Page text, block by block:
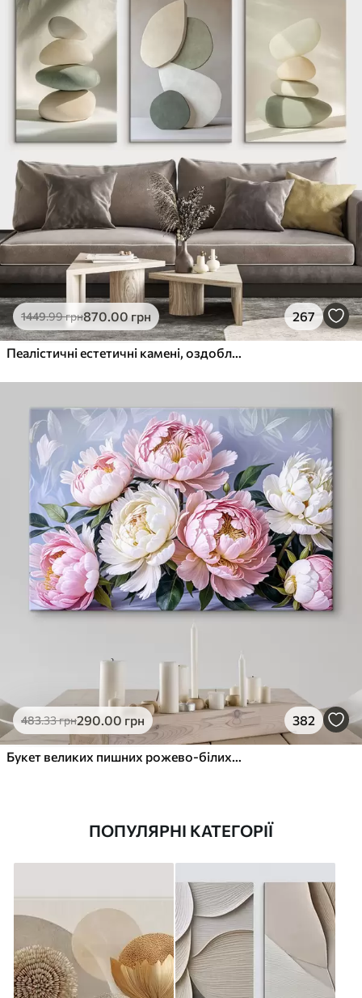
1449.99грн870.00 грн 267
Пеалістичні естетичні камені, оздоблення будинку, природне освітлення
483.33грн290.00 грн 382
Букет великих пишних рожево-білих квітів півонії із зеленим листям на м’якому розмитому фоні
ПОПУЛЯРНІ КАТЕГОРІЇ